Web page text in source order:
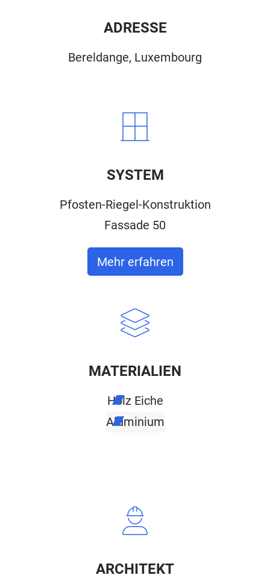
ADRESSE
Bereldange, Luxembourg
SYSTEM
Pfosten-Riegel-Konstruktion
Fassade 50
Mehr erfahren
MATERIALIEN
Holz Eiche
Aluminium
ARCHITEKT